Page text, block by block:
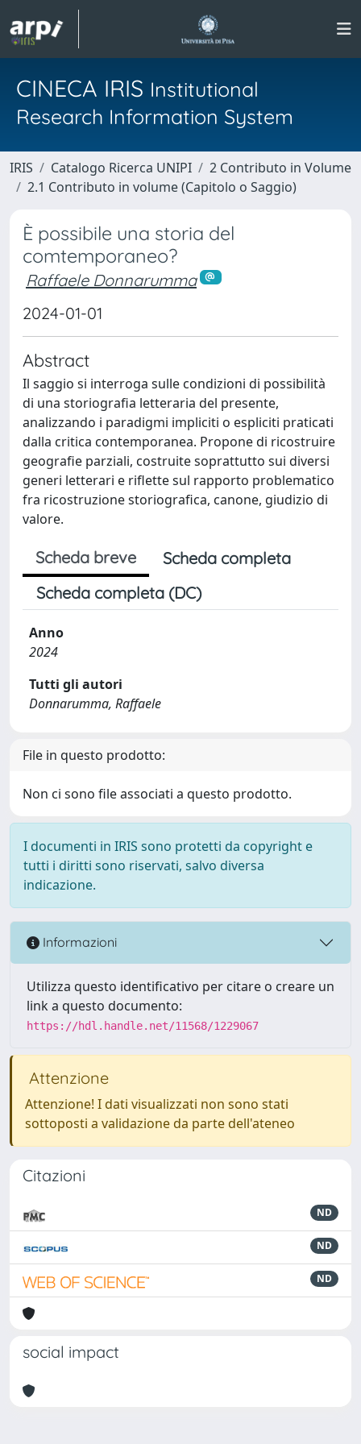
CINECA IRIS Institutional
Research Information System
IRIS Catalogo Ricerca UNIPI
2 Contributo in Volume
2.1 Contributo in volume (Capitolo o Saggio)
È possibile una storia del
comtemporaneo?
Raffaele Donnarumma
2024-01-01
Abstract
Il saggio si interroga sulle condizioni di possibilità
di una storiografia letteraria del presente,
analizzando i paradigmi impliciti o espliciti praticati
dalla critica contemporanea. Propone di ricostruire
geografie parziali, costruite soprattutto sui diversi
generi letterari e riflette sul rapporto problematico
fra ricostruzione storiografica, canone, giudizio di
valore.
Scheda breve
Scheda completa
Scheda completa (DC)
Anno
2024
Tutti gli autori
Donnarumma, Raffaele
File in questo prodotto:
Non ci sono file associati a questo prodotto.
I documenti in IRIS sono protetti da copyright e
tutti i diritti sono riservati, salvo diversa
indicazione.
Informazioni
Utilizza questo identificativo per citare o creare un
link a questo documento:
https://hdl.handle.net/11568/1229067
Attenzione
Attenzione! I dati visualizzati non sono stati
sottoposti a validazione da parte dell'ateneo
Citazioni
ND
ND
ND
social impact